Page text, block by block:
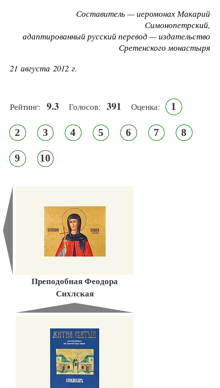
Составитель — иеромонах Макарий
Симонопетрский,
адаптированный русский перевод — издательство
Сретенского монастыря
21 августа 2012 г.
Рейтинг: 9.3 Голосов: 391 Оценка: 1
2 3 4 5 6 7 8
9 10
Преподобная Феодора
Сихлская